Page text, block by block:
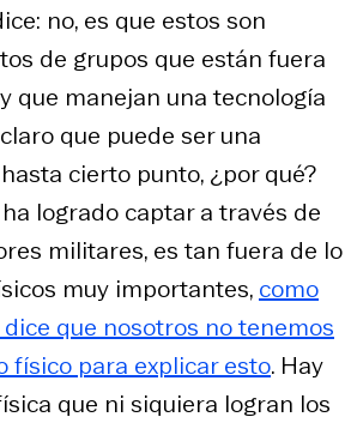
no, es que estos son
de grupos que están fuera
que manejan una tecnología
que puede ser una
cierto punto, ¿por qué?
logrado captar a través de
militares, es tan fuera de lo
muy importantes, como
que nosotros no tenemos
físico para explicar esto. Hay
que ni siquiera logran los